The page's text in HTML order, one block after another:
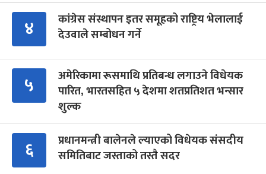
४
कांग्रेस संस्थापन इतर समूहको राष्ट्रिय भेलालाई
देउवाले सम्बोधन गर्ने
५
अमेरिकामा रूसमाथि प्रतिबन्ध लगाउने विधेयक
पारित, भारतसहित ५ देशमा शतप्रतिशत भन्सार
शुल्क
६
प्रधानमन्त्री बालेनले ल्याएको विधेयक संसदीय
समितिबाट जस्ताको तस्तै सदर